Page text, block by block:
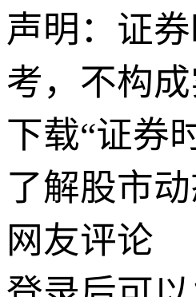
声明：证
考，不构
下载“证券
了解股市
网友评论